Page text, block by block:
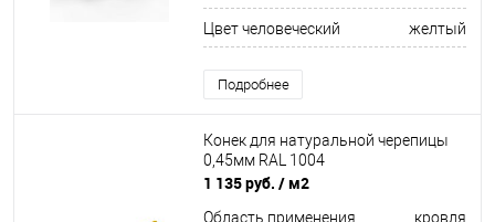
Цвет человеческий желтый
Подробнее
Конек для натуральной черепицы
0,45мм RAL 1004
1 135 руб. / м2
Область применения кровля